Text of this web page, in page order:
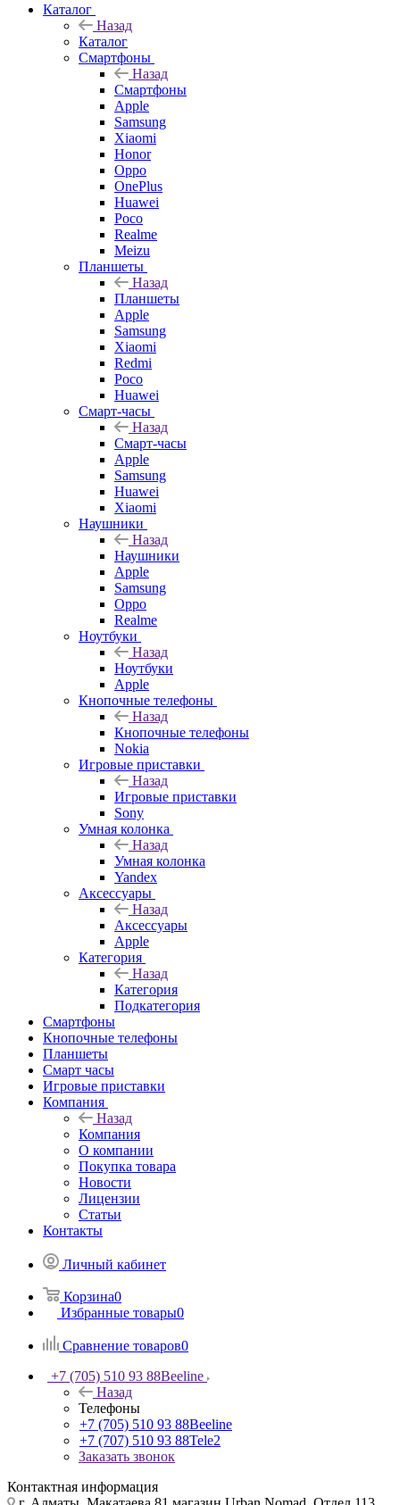
Каталог
Назад
Каталог
Смартфоны
Назад
Смартфоны
Apple
Samsung
Xiaomi
Honor
Oppo
OnePlus
Huawei
Poco
Realme
Meizu
Планшеты
Назад
Планшеты
Apple
Samsung
Xiaomi
Redmi
Poco
Huawei
Смарт-часы
Назад
Смарт-часы
Apple
Samsung
Huawei
Xiaomi
Наушники
Назад
Наушники
Apple
Samsung
Oppo
Realme
Ноутбуки
Назад
Ноутбуки
Apple
Кнопочные телефоны
Назад
Кнопочные телефоны
Nokia
Игровые приставки
Назад
Игровые приставки
Sony
Умная колонка
Назад
Умная колонка
Yandex
Аксессуары
Назад
Аксессуары
Apple
Категория
Назад
Категория
Подкатегория
Смартфоны
Кнопочные телефоны
Планшеты
Смарт часы
Игровые приставки
Компания
Назад
Компания
О компании
Покупка товара
Новости
Лицензии
Статьи
Контакты
Личный кабинет
Корзина0
Избранные товары0
Сравнение товаров0
+7 (705) 510 93 88Beeline
Назад
Телефоны
+7 (705) 510 93 88Beeline
+7 (707) 510 93 88Tele2
Заказать звонок
Контактная информация